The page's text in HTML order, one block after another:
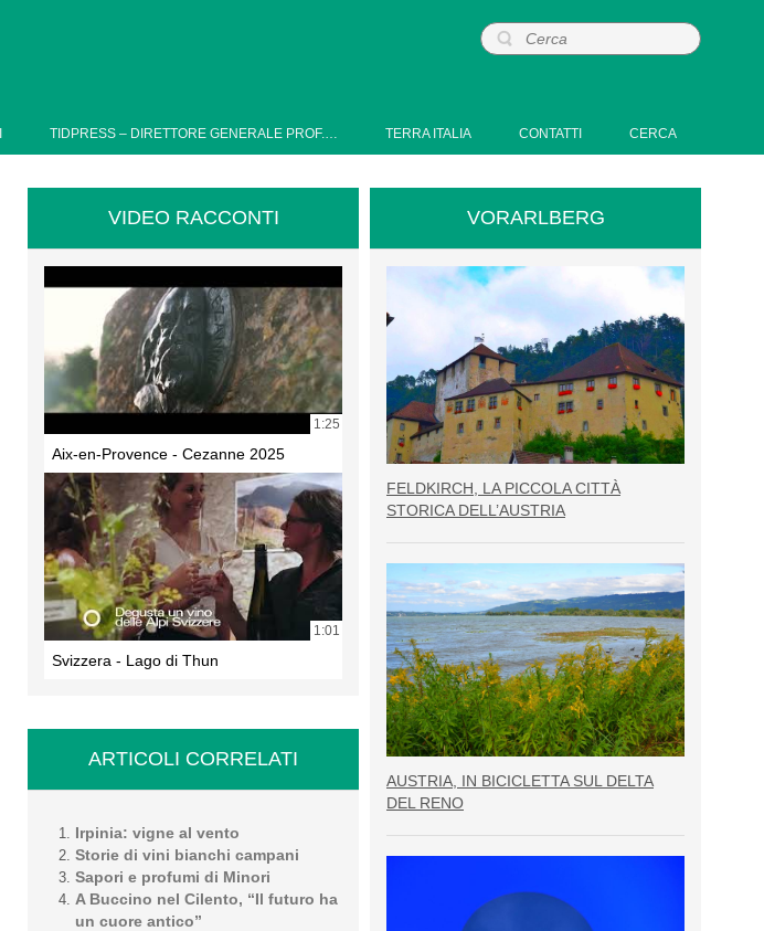
TIDPRESS – DIRETTORE GENERALE PROF.… TERRA ITALIA CONTATTI CERCA
VIDEO RACCONTI
1:25
Aix-en-Provence - Cezanne 2025
1:01
Svizzera - Lago di Thun
ARTICOLI CORRELATI
Irpinia: vigne al vento
Storie di vini bianchi campani
Sapori e profumi di Minori
A Buccino nel Cilento, “Il futuro ha
un cuore antico”
VORARLBERG
FELDKIRCH, LA PICCOLA CITTÀ
STORICA DELL’AUSTRIA
AUSTRIA, IN BICICLETTA SUL DELTA
DEL RENO